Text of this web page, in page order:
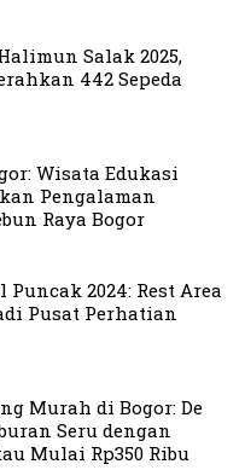
Salak 2025,
442 Sepeda
Wisata Edukasi
Pengalaman
Raya Bogor
Puncak 2024: Rest Area
Pusat Perhatian
Murah di Bogor: De
Seru dengan
Mulai Rp350 Ribu